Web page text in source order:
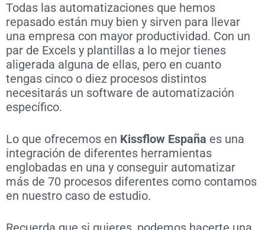
Todas las automatizaciones que hemos
repasado están muy bien y sirven para llevar
una empresa con mayor productividad. Con un
par de Excels y plantillas a lo mejor tienes
aligerada alguna de ellas, pero en cuanto
tengas cinco o diez procesos distintos
necesitarás un software de automatización
específico.
Lo que ofrecemos en Kissflow España es una
integración de diferentes herramientas
englobadas en una y conseguir automatizar
más de 70 procesos diferentes como contamos
en nuestro caso de estudio.